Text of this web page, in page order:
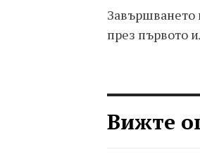
Завършването
през първото
Вижте